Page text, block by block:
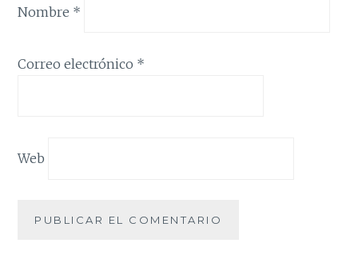
Nombre *
Correo electrónico *
Web